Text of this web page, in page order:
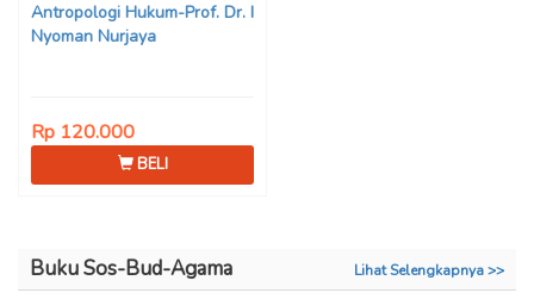
Antropologi Hukum-Prof. Dr. I
Nyoman Nurjaya
Rp 120.000
BELI
Buku Sos-Bud-Agama Lihat Selengkapnya >>